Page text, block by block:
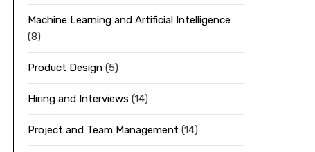
Machine Learning and Artificial Intelligence
(8)
Product Design(5)
Hiring and Interviews (14)
Project and Team Management (14)